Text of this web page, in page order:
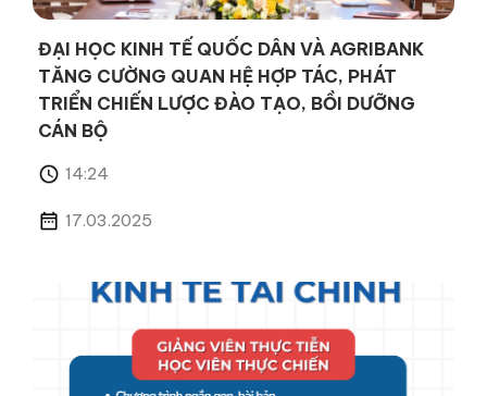
ĐẠI HỌC KINH TẾ QUỐC DÂN VÀ AGRIBANK
TĂNG CƯỜNG QUAN HỆ HỢP TÁC, PHÁT
TRIỂN CHIẾN LƯỢC ĐÀO TẠO, BỒI DƯỠNG
CÁN BỘ
14:24
17.03.2025